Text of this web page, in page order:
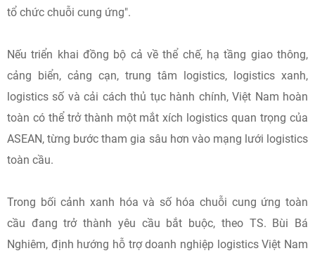
tổ chức chuỗi cung ứng".
Nếu triển khai đồng bộ cả về thể chế, hạ tầng giao thông,
cảng biển, cảng cạn, trung tâm logistics, logistics xanh,
logistics số và cải cách thủ tục hành chính, Việt Nam hoàn
toàn có thể trở thành một mắt xích logistics quan trọng của
ASEAN, từng bước tham gia sâu hơn vào mạng lưới logistics
toàn cầu.
Trong bối cảnh xanh hóa và số hóa chuỗi cung ứng toàn
cầu đang trở thành yêu cầu bắt buộc, theo TS. Bùi Bá
Nghiêm, định hướng hỗ trợ doanh nghiệp logistics Việt Nam